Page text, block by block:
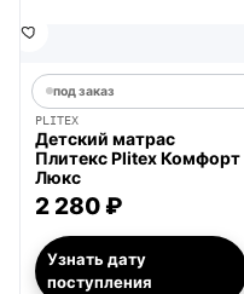
под заказ
PLITEX
Детский матрас
Плитекс Plitex Комфорт
Люкс
2 280 ₽
Узнать дату
поступления